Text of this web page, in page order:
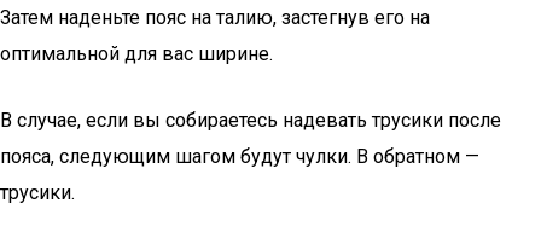
Затем наденьте пояс на талию, застегнув его на
оптимальной для вас ширине.
В случае, если вы собираетесь надевать трусики после
пояса, следующим шагом будут чулки. В обратном —
трусики.